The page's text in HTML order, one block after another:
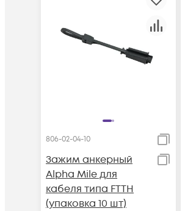
806-02-04-10
Зажим анкерный
Alpha Mile для
кабеля типа FTTH
(упаковка 10 шт)